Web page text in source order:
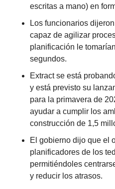
escritas a mano) en
Los funcionarios
capaz de agilizar
planificación le
segundos.
Extract se está
y está previsto su
para la primavera de
ayudar a cumplir los
construcción de 1,5
El gobierno dijo que el
planificadores de los
permitiéndoles
y reducir los atrasos.